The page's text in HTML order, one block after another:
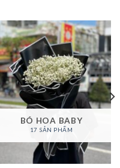
BÓ HOA BABY
17 SẢN PHẨM